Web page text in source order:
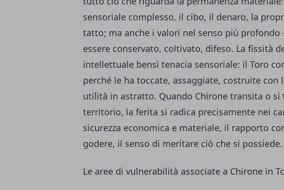
sensoriale complesso, il cibo, il denaro, la
tatto; ma anche i valori nel senso più
essere conservato, coltivato, difeso. La fissità
intellettuale bensì tenacia sensoriale: il Toro
perché le ha toccate, assaggiate, costruite con
utilità in astratto. Quando Chirone transita o si
territorio, la ferita si radica precisamente nei
sicurezza economica e materiale, il rapporto
godere, il senso di meritare ciò che si possiede.
Le aree di vulnerabilità associate a Chirone in